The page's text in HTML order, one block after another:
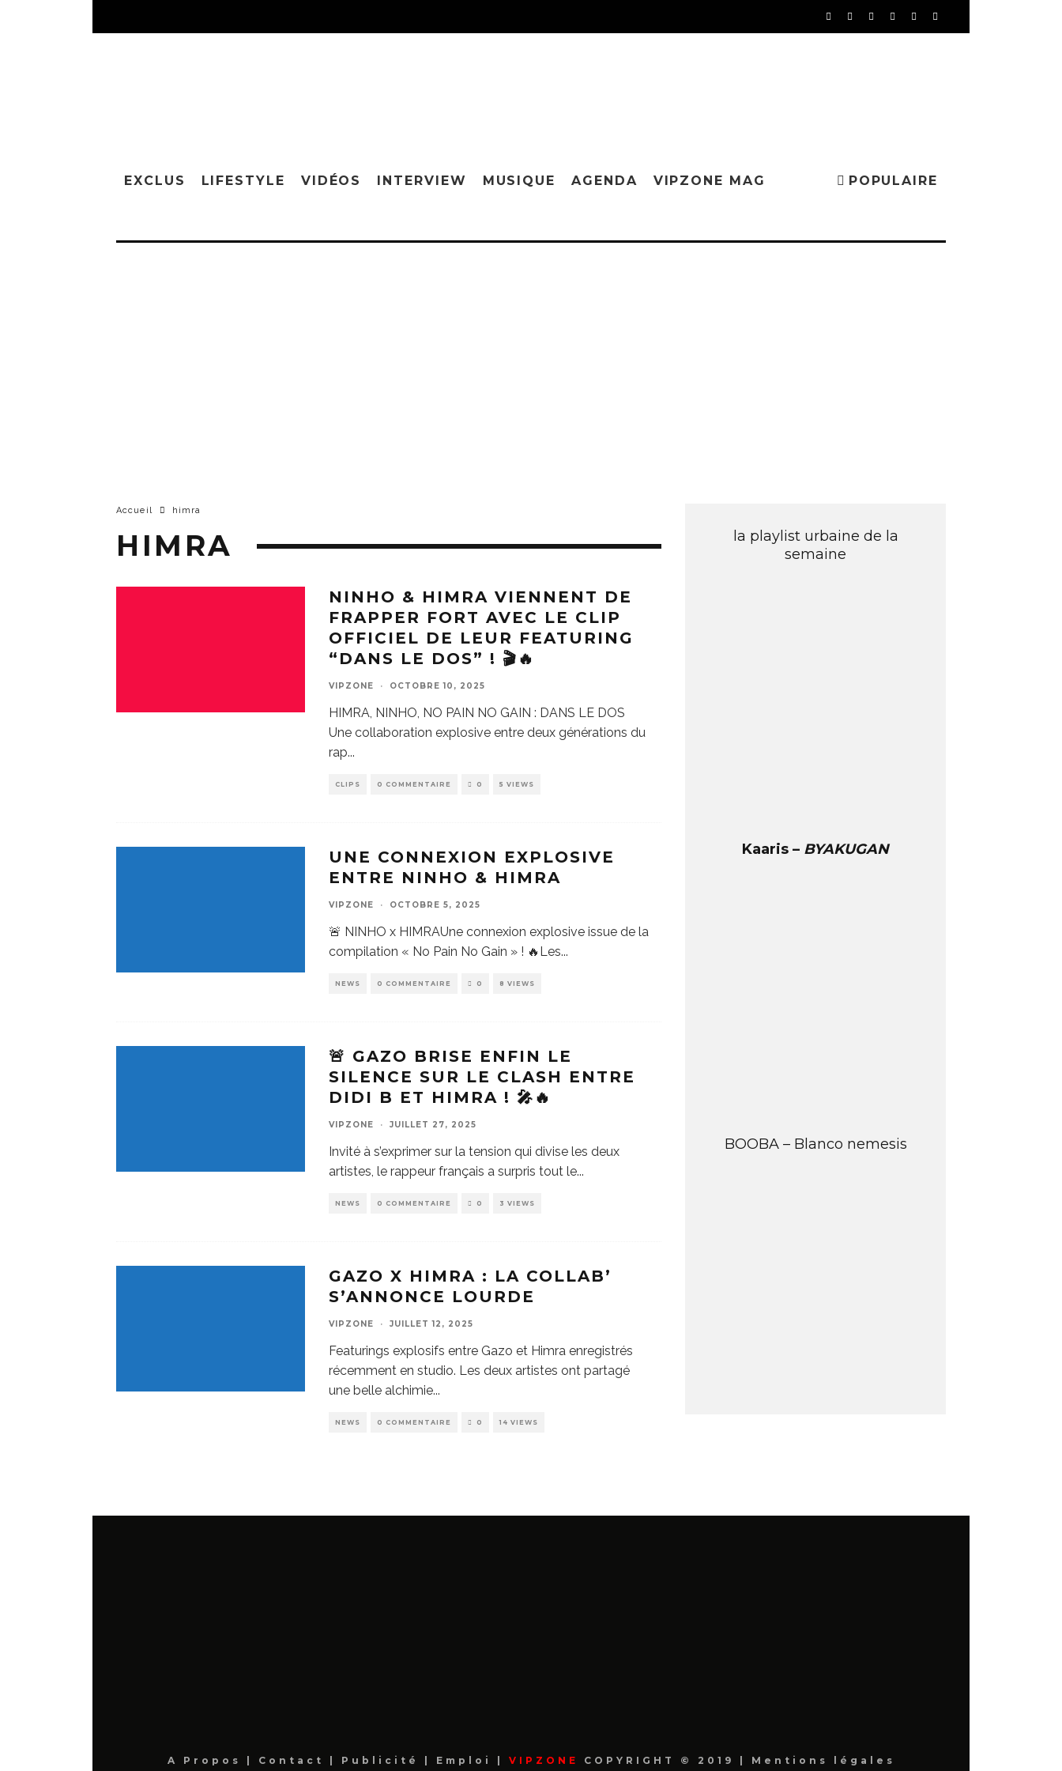
EXCLUS LIFESTYLE VIDÉOS INTERVIEW MUSIQUE AGENDA VIPZONE MAG POPULAIRE
Accueil himra
HIMRA
NINHO & HIMRA VIENNENT DE
FRAPPER FORT AVEC LE CLIP
OFFICIEL DE LEUR FEATURING
“DANS LE DOS” ! 🎬🔥
VIPZONE · OCTOBRE 10, 2025
HIMRA, NINHO, NO PAIN NO GAIN : DANS LE DOS
Une collaboration explosive entre deux générations du
rap...
CLIPS 0 COMMENTAIRE 0 5 VIEWS
UNE CONNEXION EXPLOSIVE
ENTRE NINHO & HIMRA
VIPZONE · OCTOBRE 5, 2025
🚨 NINHO x HIMRAUne connexion explosive issue de la
compilation « No Pain No Gain » ! 🔥Les...
NEWS 0 COMMENTAIRE 0 8 VIEWS
🚨 GAZO BRISE ENFIN LE
SILENCE SUR LE CLASH ENTRE
DIDI B ET HIMRA ! 🎤🔥
VIPZONE · JUILLET 27, 2025
Invité à s’exprimer sur la tension qui divise les deux
artistes, le rappeur français a surpris tout le...
NEWS 0 COMMENTAIRE 0 3 VIEWS
GAZO X HIMRA : LA COLLAB’
S’ANNONCE LOURDE
VIPZONE · JUILLET 12, 2025
Featurings explosifs entre Gazo et Himra enregistrés
récemment en studio. Les deux artistes ont partagé
une belle alchimie...
NEWS 0 COMMENTAIRE 0 14 VIEWS
la playlist urbaine de la
semaine
Kaaris – BYAKUGAN
BOOBA – Blanco nemesis
A Propos Contact Publicité Emploi VIPZONE COPYRIGHT © 2019 | Mentions légales